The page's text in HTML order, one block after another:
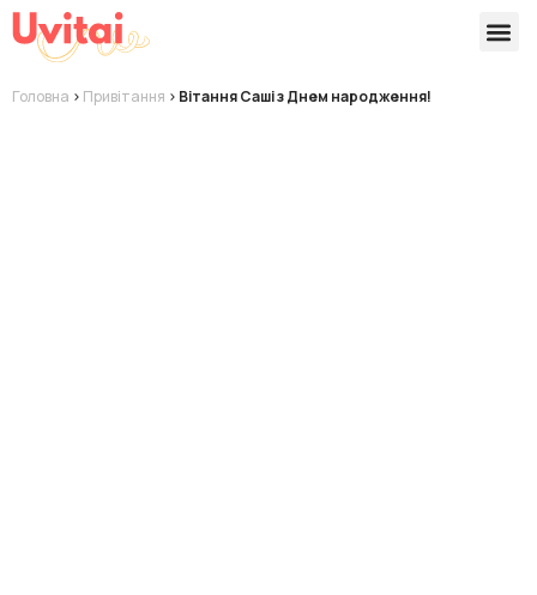
Головна > Привітання > Вітання Саші з Днем народження!